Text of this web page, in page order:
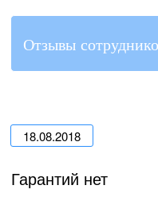
Отзывы
18.08.2018
Гарантий нет